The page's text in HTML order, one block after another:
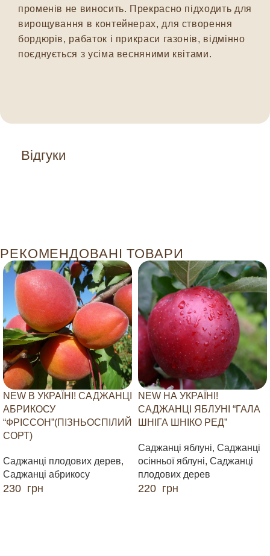
Відгуки
променів не виносить. Прекрасно підходить для
вирощування в контейнерах, для створення
бордюрів, рабаток і прикраси газонів, відмінно
поєднується з усіма весняними квітами.
РЕКОМЕНДОВАНІ ТОВАРИ
NEW В УКРАЇНІ! САДЖАНЦІ
АБРИКОСУ
“ФРІССОН”(ПІЗНЬОСПІЛИЙ
СОРТ)
Саджанці плодових дерев,
Саджанці абрикосу
230 грн
NEW НА УКРАЇНІ!
САДЖАНЦІ ЯБЛУНІ “ГАЛА
ШНІГА ШНІКО РЕД”
Саджанці яблуні, Саджанці
осінньої яблуні, Саджанці
плодових дерев
220 грн